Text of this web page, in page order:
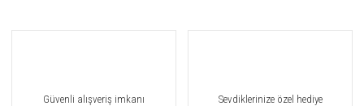
Güvenli alışveriş imkanı
Sevdiklerinize özel hediye